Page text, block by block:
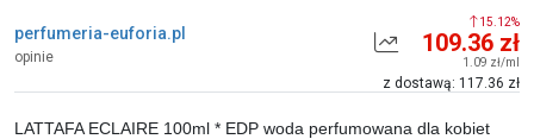
perfumeria-euforia.pl
opinie 109.36 zł
1.09 zł/ml
z dostawą: 117.36 zł
15.12%
LATTAFA ECLAIRE 100ml * EDP woda perfumowana dla kobiet